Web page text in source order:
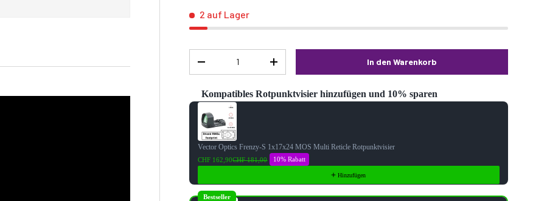
2 auf Lager
-
+ In den Warenkorb
Kompatibles Rotpunktvisier hinzufügen und 10% sparen
Use the Previous and Next buttons to navigate through product recommendations, or scroll
Vector Optics Frenzy-S 1x17x24 MOS Multi Reticle Rotpunktvisier
CHF 162,90CHF 181,00 10% Rabatt
Hinzufügen
Bestseller